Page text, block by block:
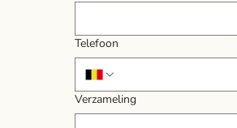
Telefoon
Verzameling